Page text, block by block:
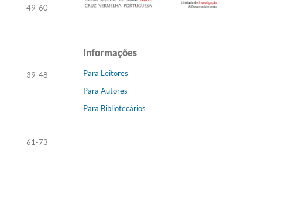
49-60
39-48
61-73
Informações
Para Leitores
Para Autores
Para Bibliotecários